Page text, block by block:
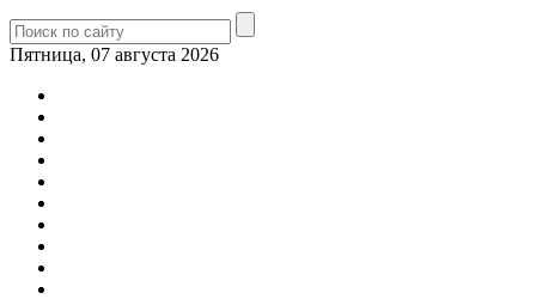
Пятница, 07 августа 2026